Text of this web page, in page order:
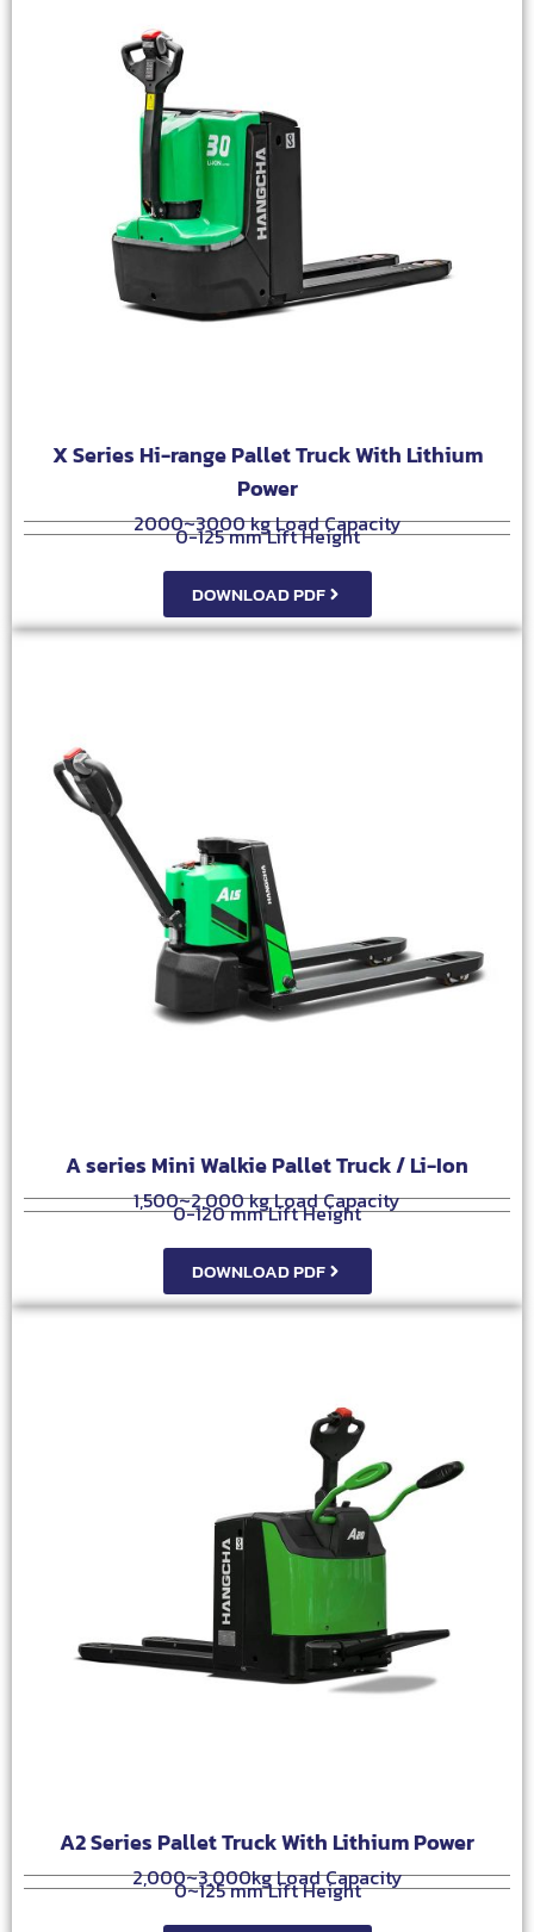
X Series Hi-range Pallet Truck With Lithium
Power
2000~3000 kg Load Capacity
0-125 mm Lift Height
DOWNLOAD PDF
A series Mini Walkie Pallet Truck / Li-Ion
1,500~2,000 kg Load Capacity
0-120 mm Lift Height
DOWNLOAD PDF
A2 Series Pallet Truck With Lithium Power
2,000~3,000kg Load Capacity
0~125 mm Lift Height